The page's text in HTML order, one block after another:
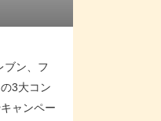
ブン、フ
3大コン
ャンペー